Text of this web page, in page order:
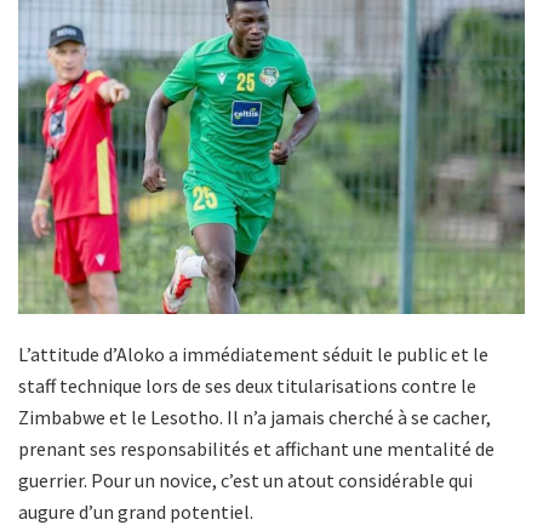
L’attitude d’Aloko a immédiatement séduit le public et le
staff technique lors de ses deux titularisations contre le
Zimbabwe et le Lesotho. Il n’a jamais cherché à se cacher,
prenant ses responsabilités et affichant une mentalité de
guerrier. Pour un novice, c’est un atout considérable qui
augure d’un grand potentiel.